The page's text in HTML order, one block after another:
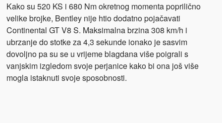
Kako su 520 KS i 680 Nm okretnog momenta poprilično
velike brojke, Bentley nije htio dodatno pojačavati
Continental GT V8 S. Maksimalna brzina 308 km/h i
ubrzanje do stotke za 4,3 sekunde ionako je sasvim
dovoljno pa su se u vrijeme blagdana više poigrali s
vanjskim izgledom svoje perjanice kako bi ona još više
mogla istaknuti svoje sposobnosti.